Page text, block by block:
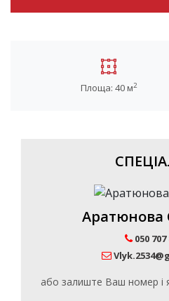
Площа: 40 м2
Аратюнова
050 707
або залиште Ваш номер